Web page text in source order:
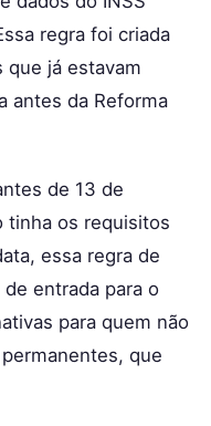
regra foi criada
que já estavam
antes da Reforma
de 13 de
tinha os requisitos
essa regra de
entrada para o
para quem não
que